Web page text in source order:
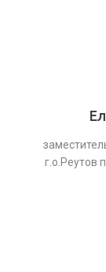
г.о.Реутов